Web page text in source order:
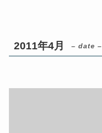
2011年4月 – date –